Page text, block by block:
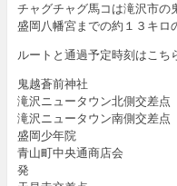
チャグチャグ馬コは滝沢市の
盛岡八幡宮までの約１３キロ
ルートと通過予定時刻はこち
鬼越蒼前神社
滝沢ニュータウン北側交
滝沢ニュータウン南側交
盛岡少年院
青山町中央通商店会
発